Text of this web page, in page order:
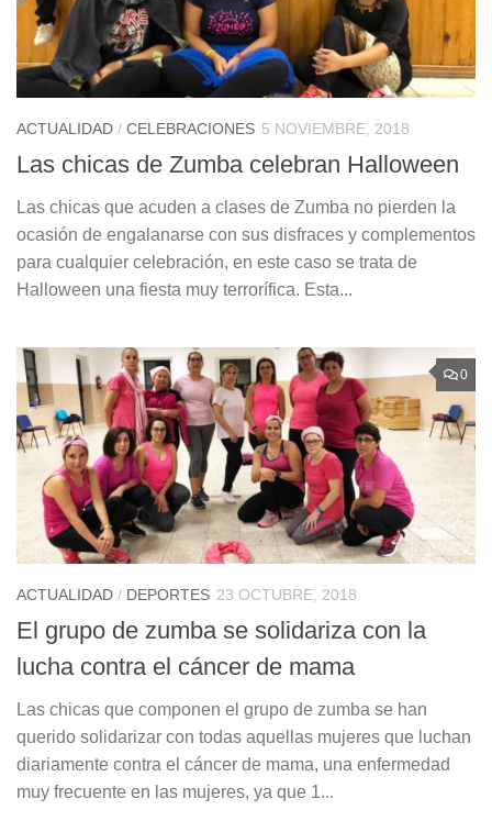
ACTUALIDAD / CELEBRACIONES 5 NOVIEMBRE, 2018
Las chicas de Zumba celebran Halloween
Las chicas que acuden a clases de Zumba no pierden la
ocasión de engalanarse con sus disfraces y complementos
para cualquier celebración, en este caso se trata de
Halloween una fiesta muy terrorífica. Esta...
0
ACTUALIDAD / DEPORTES 23 OCTUBRE, 2018
El grupo de zumba se solidariza con la
lucha contra el cáncer de mama
Las chicas que componen el grupo de zumba se han
querido solidarizar con todas aquellas mujeres que luchan
diariamente contra el cáncer de mama, una enfermedad
muy frecuente en las mujeres, ya que 1...